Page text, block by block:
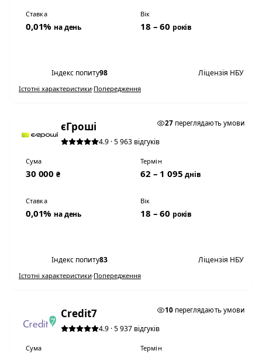
Ставка
0,01% на день
Вік
18 – 60 років
Індекс попиту98 Ліцензія НБУ
Істотні характеристики·Попередження
27переглядають умови
єГроші
4.9 · 5 963 відгуків
Сума
30 000 ₴
Термін
62 – 1 095днів
Ставка
0,01% на день
Вік
18 – 60 років
Індекс попиту83 Ліцензія НБУ
Істотні характеристики·Попередження
10переглядають умови
Credit7
4.9 · 5 937 відгуків
Сума Термін